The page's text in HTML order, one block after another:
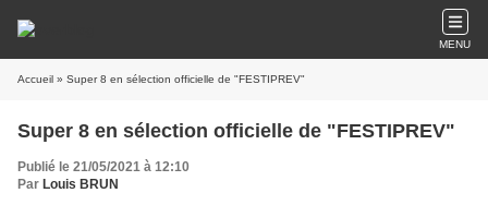
MENU
Accueil » Super 8 en sélection officielle de "FESTIPREV"
Super 8 en sélection officielle de "FESTIPREV"
Publié le 21/05/2021 à 12:10
Par Louis BRUN